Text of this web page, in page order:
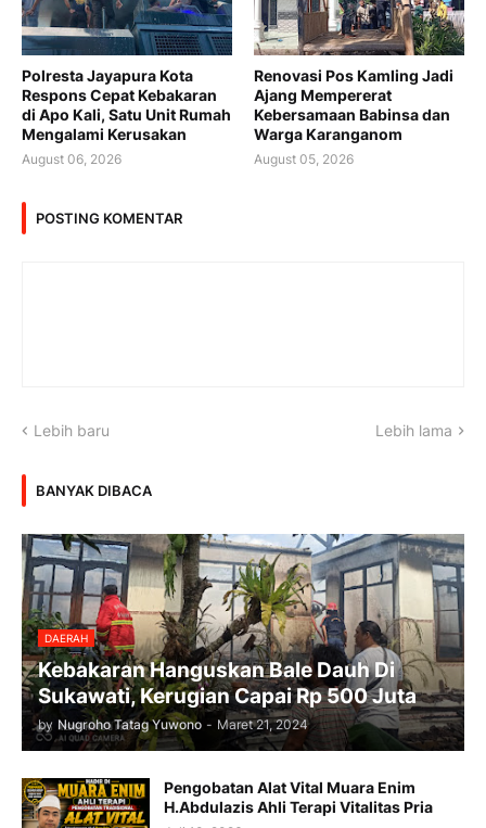
Polresta Jayapura Kota
Respons Cepat Kebakaran
di Apo Kali, Satu Unit Rumah
Mengalami Kerusakan
August 06, 2026
Renovasi Pos Kamling Jadi
Ajang Mempererat
Kebersamaan Babinsa dan
Warga Karanganom
August 05, 2026
POSTING KOMENTAR
Lebih baru Lebih lama
BANYAK DIBACA
DAERAH
Kebakaran Hanguskan Bale Dauh Di
Sukawati, Kerugian Capai Rp 500 Juta
by Nugroho Tatag Yuwono - Maret 21, 2024
Pengobatan Alat Vital Muara Enim
H.Abdulazis Ahli Terapi Vitalitas Pria